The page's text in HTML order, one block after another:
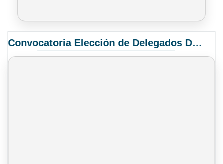
Convocatoria Elección de Delegados Docentes para el XIV Congreso Nacional de Universidades